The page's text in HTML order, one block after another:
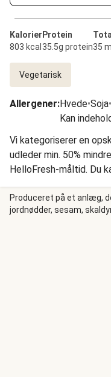
Kalorier
803 kcal
Protein
35.5g protein
Total
35
Vegetarisk
Allergener:Hvede•Soja•
Kan
Vi kategoriserer en
udleder min. 50%
HelloFresh-måltid. Du
Hjælpecenter. I aften vi laver en cremet suppe, den
populære indiske suppe
linser, løg, tomater,
Produceret på et anlæg,
jordnødder, sesam,